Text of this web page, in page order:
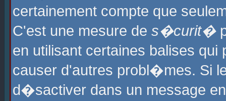
certainement compte que
C'est une mesure de s�curit�
en utilisant certaines balises
causer d'autres probl�mes. Si
d�sactiver dans un message